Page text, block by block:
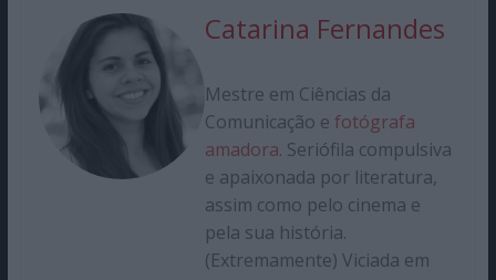
Catarina Fernandes
Mestre em Ciências da
Comunicação e fotógrafa
amadora. Seriófila compulsiva
e apaixonada por literatura,
assim como pelo cinema e
pela sua história.
(Extremamente) Viciada em